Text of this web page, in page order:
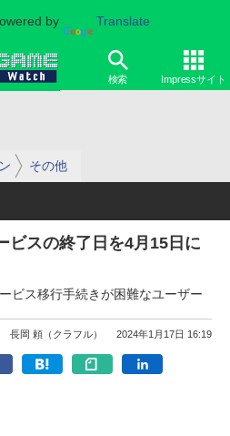
by Translate
検索 Impressサイト
その他
ビスの終了日を4月15日に
ビス移行手続きが困難なユーザー
長岡 頼（クラフル） 2024年1月17日 16:19